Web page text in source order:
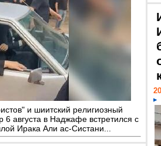
и шиитский религиозный
6 августа в Наджафе встретился с
Ирака Али ас-Систани...